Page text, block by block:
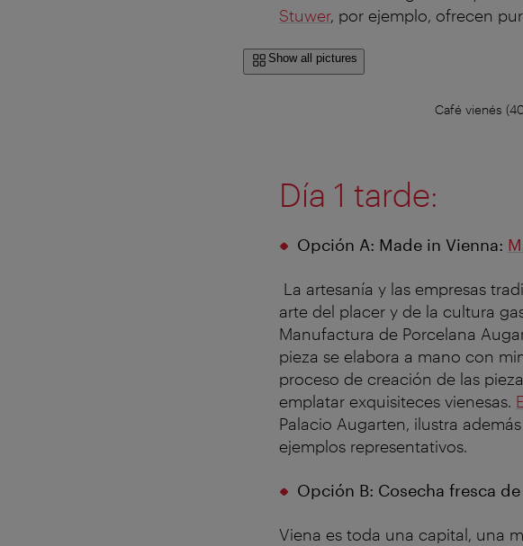
Stuwer, por ejemplo, ofrecen
Show all pictures
Café vienés
Día 1 tarde:
Opción A: Made in Vienna:
La artesanía y las empresas
arte del placer y de la cultura
Manufactura de Porcelana
pieza se elabora a mano con
proceso de creación de las
emplatar exquisiteces vienesas.
Palacio Augarten, ilustra
ejemplos representativos.
Opción B: Cosecha fresca
Viena es toda una capital, una